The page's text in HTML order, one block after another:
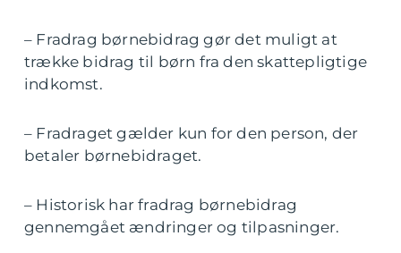
– Fradrag børnebidrag gør det muligt at
trække bidrag til børn fra den skattepligtige
indkomst.
– Fradraget gælder kun for den person, der
betaler børnebidraget.
– Historisk har fradrag børnebidrag
gennemgået ændringer og tilpasninger.